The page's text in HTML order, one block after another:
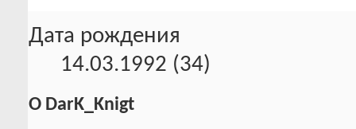
Дата рождения
14.03.1992 (34)
О DarK_Knigt